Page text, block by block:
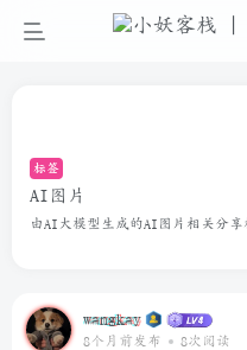
标签
AI图片
由AI大模型生成的AI图片相关分享
wangkay
8个月前发布 8次阅读